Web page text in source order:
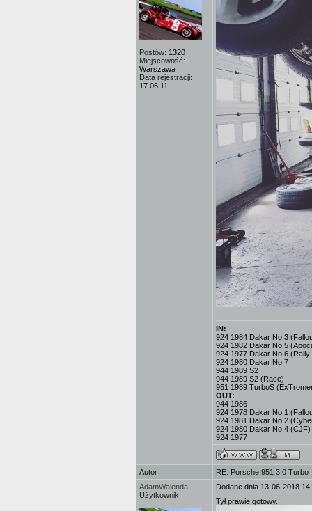
Postów: 1320
Miejscowość:
Warszawa
Data rejestracji:
17.06.11
IN:
924 1984 Dakar No.3
924 1982 Dakar No.5
924 1977 Dakar No.6
924 1980 Dakar No.7
944 1989 S2
944 1989 S2 (Race)
951 1989 TurboS
OUT:
944 1986
924 1978 Dakar No.1
924 1981 Dakar No.2
924 1980 Dakar No.4 (CJF)
924 1977
Autor
RE: Porsche 951 3.0 Turbo
AdamWalenda
Użytkownik
Dodane dnia 13-06-2018
Tył prawie gotowy...